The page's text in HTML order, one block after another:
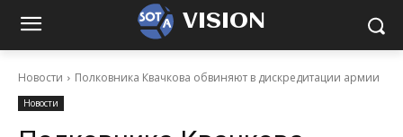
VISION
Новости Полковника Квачкова обвиняют в дискредитации армии
Новости